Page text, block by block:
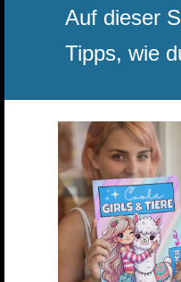
Auf dieser
Tipps, wie